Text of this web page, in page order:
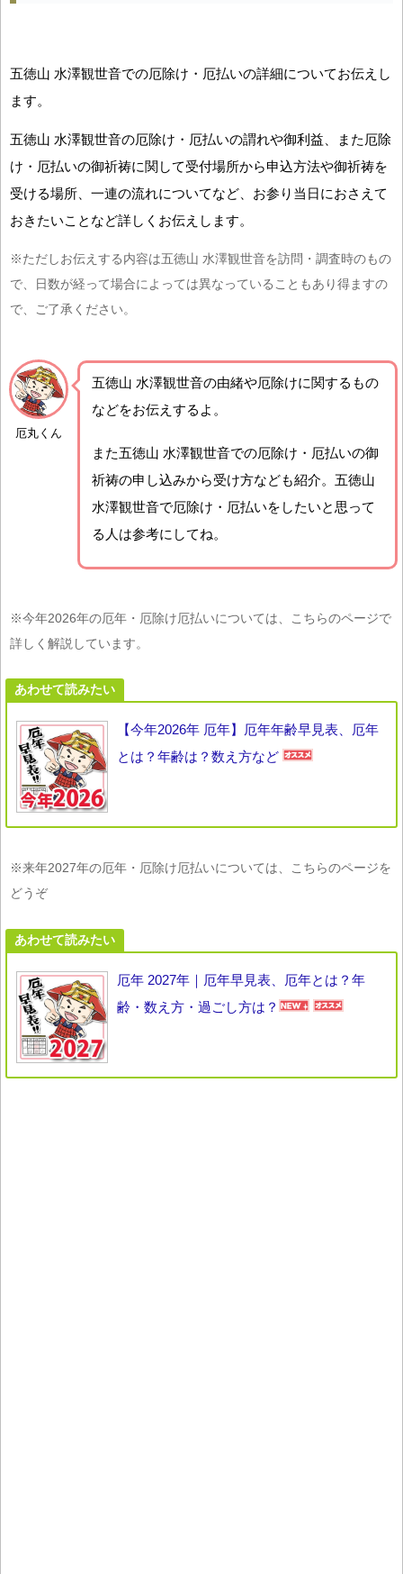
五徳山 水澤観世音での厄除け・厄払いの詳細についてお伝えし
ます。
五徳山 水澤観世音の厄除け・厄払いの謂れや御利益、また厄除
け・厄払いの御祈祷に関して受付場所から申込方法や御祈祷を
受ける場所、一連の流れについてなど、お参り当日におさえて
おきたいことなど詳しくお伝えします。
※ただしお伝えする内容は五徳山 水澤観世音を訪問・調査時のもの
で、日数が経って場合によっては異なっていることもあり得ますの
で、ご了承ください。
厄丸くん
五徳山 水澤観世音の由緒や厄除けに関するもの
などをお伝えするよ。
また五徳山 水澤観世音での厄除け・厄払いの御
祈祷の申し込みから受け方なども紹介。五徳山
水澤観世音で厄除け・厄払いをしたいと思って
る人は参考にしてね。
※今年2026年の厄年・厄除け厄払いについては、こちらのページで
詳しく解説しています。
あわせて読みたい
【今年2026年 厄年】厄年年齢早見表、厄年
とは？年齢は？数え方など
※来年2027年の厄年・厄除け厄払いについては、こちらのページを
どうぞ
あわせて読みたい
厄年 2027年｜厄年早見表、厄年とは？年
齢・数え方・過ごし方は？